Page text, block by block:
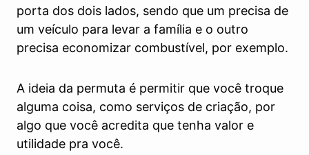
porta dos dois lados, sendo que um precisa de
um veículo para levar a família e o outro
precisa economizar combustível, por exemplo.
A ideia da permuta é permitir que você troque
alguma coisa, como serviços de criação, por
algo que você acredita que tenha valor e
utilidade pra você.